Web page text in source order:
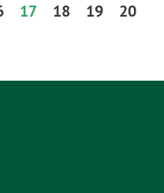
17 18 19
20